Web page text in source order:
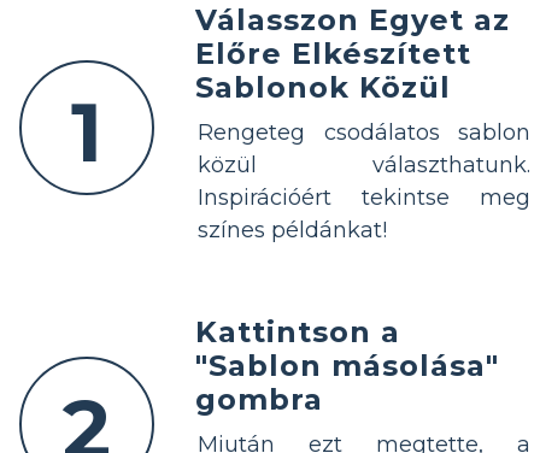
1
Válasszon Egyet az
Előre Elkészített
Sablonok Közül
Rengeteg csodálatos sablon
közül választhatunk.
Inspirációért tekintse meg
színes példánkat!
2
Kattintson a
"Sablon másolása"
gombra
Miután ezt megtette, a